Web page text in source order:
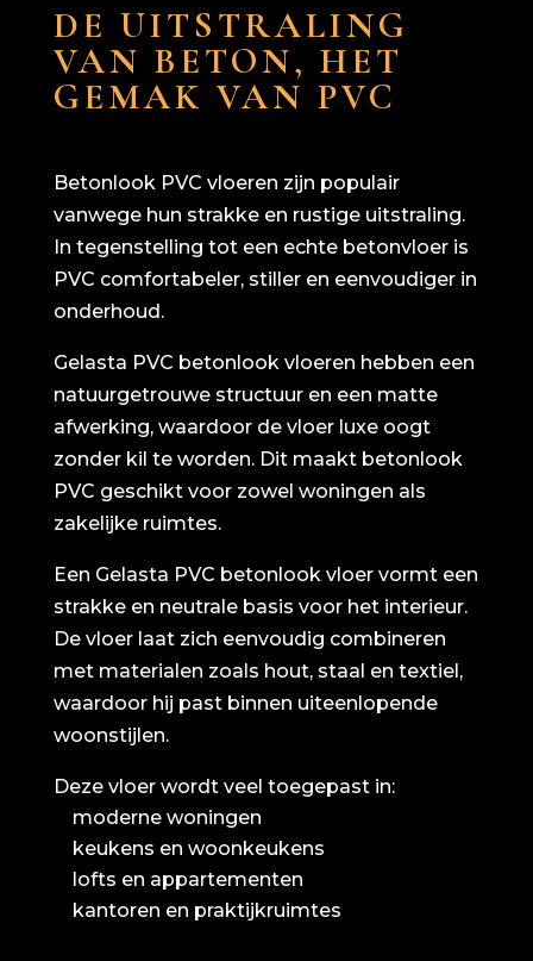
DE UITSTRALING
VAN BETON, HET
GEMAK VAN PVC
Betonlook PVC vloeren zijn populair
vanwege hun strakke en rustige uitstraling.
In tegenstelling tot een echte betonvloer is
PVC comfortabeler, stiller en eenvoudiger in
onderhoud.
Gelasta PVC betonlook vloeren hebben een
natuurgetrouwe structuur en een matte
afwerking, waardoor de vloer luxe oogt
zonder kil te worden. Dit maakt betonlook
PVC geschikt voor zowel woningen als
zakelijke ruimtes.
Een Gelasta PVC betonlook vloer vormt een
strakke en neutrale basis voor het interieur.
De vloer laat zich eenvoudig combineren
met materialen zoals hout, staal en textiel,
waardoor hij past binnen uiteenlopende
woonstijlen.
Deze vloer wordt veel toegepast in:
moderne woningen
keukens en woonkeukens
lofts en appartementen
kantoren en praktijkruimtes